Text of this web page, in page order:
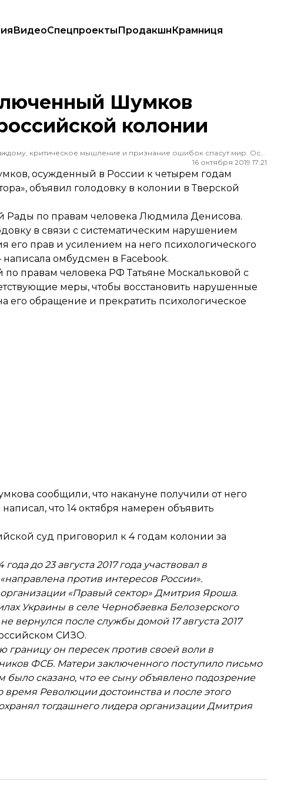
ВидеоСпецпроектыПродакшнКрамниця
колонии
Шумков
колонии
Редактор ленты новостей hromadske. Считаю, что уважение к каждому, критическое мышление и признание ошибок спасут мир. Особенно люблю новости о науке и космос
16 октября 2019 17:21
осужденный в России к четырем годам
объявил голодовку в колонии в Тверской
Рады по правам человека Людмила Денисова.
в связи с систематическим нарушением
прав и усилением на него психологического
омбудсмен в Facebook.
правам человека РФ Татьяне Москальковой с
меры, чтобы восстановить нарушенные
его обращение и прекратить психологическое
сообщили, что накануне получили от него
что 14 октября намерен объявить
суд приговорил к 4 годам колонии за
до 23 августа 2017 года участвовал в
против интересов России».
«Правый сектор» Дмитрия Яроша.
Украины в селе Чернобаевка Белозерского
вернулся после службы домой 17 августа 2017
СИЗО.
границу он пересек против своей воли в
ФСБ. Матери заключенного поступило письмо
сказано, что ее сыну объявлено подозрение
время Революции достоинства и после этого
тогдашнего лидера организации Дмитрия